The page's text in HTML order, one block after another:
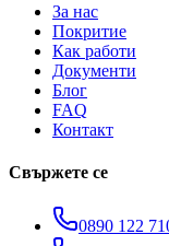
За нас
Покритие
Как работи
Документи
Блог
FAQ
Контакт
Свържете се
0890 122